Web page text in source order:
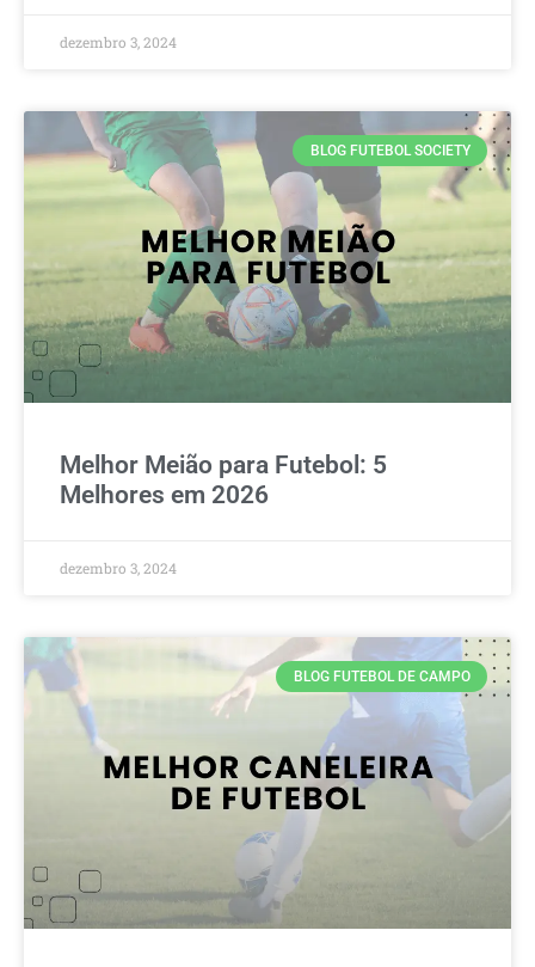
dezembro 3, 2024
BLOG FUTEBOL SOCIETY
Melhor Meião para Futebol: 5
Melhores em 2026
dezembro 3, 2024
BLOG FUTEBOL DE CAMPO